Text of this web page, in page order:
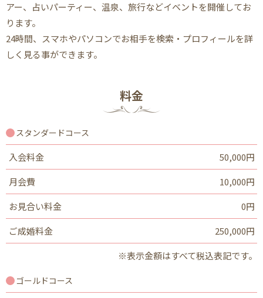
アー、占いパーティー、温泉、旅行などイベントを開催してお
ります。
24時間、スマホやパソコンでお相手を検索・プロフィールを詳
しく見る事ができます。
料金
スタンダードコース
入会料金
50,000円
月会費
10,000円
お見合い料金
0円
ご成婚料金
250,000円
※表示金額はすべて税込表記です。
ゴールドコース